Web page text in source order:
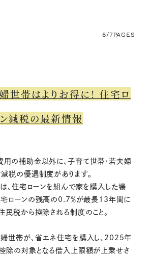
6/7PAGES
世帯はよりお得に！ 住宅ロ
減税の最新情報
の補助金以外に、子育て世帯・若夫婦
税の優遇制度があります。
は、住宅ローンを組んで家を購入した場
宅ローンの残高の0.7％が最長13年間に
民税から控除される制度のこと。
世帯が、省エネ住宅を購入し、2025年
除の対象となる借入上限額が上乗せさ